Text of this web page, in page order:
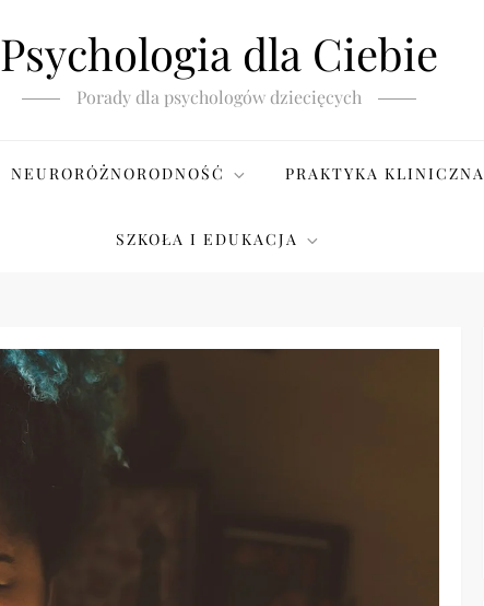
Psychologia dla Ciebie
Porady dla psychologów dziecięcych
NEURORÓŻNORODNOŚĆ PRAKTYKA KLINICZNA
SZKOŁA I EDUKACJA